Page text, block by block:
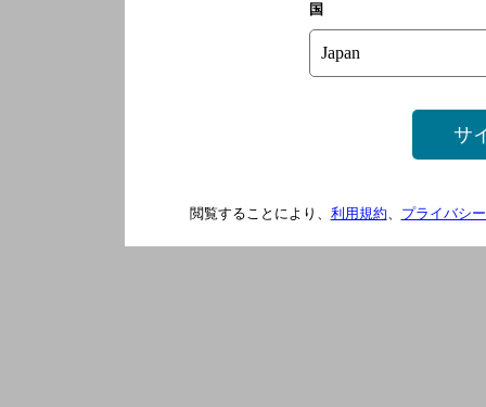
国
サ
閲覧することにより、 利用規約、 プライバシ